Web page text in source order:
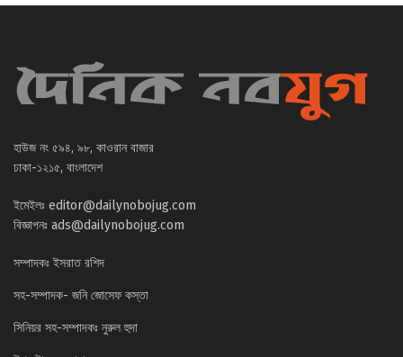
হাউজ নং ৫৯৪, ৯৮, কাওরান বাজার
ঢাকা-১২১৫, বাংলাদেশ
ইমেইলঃ editor@dailynobojug.com
বিজ্ঞাপনঃ ads@dailynobojug.com
সম্পাদকঃ ইসরাত রশিদ
সহ-সম্পাদক- জনি জোসেফ কস্তা
সিনিয়র সহ-সম্পাদকঃ নুরুল হুদা